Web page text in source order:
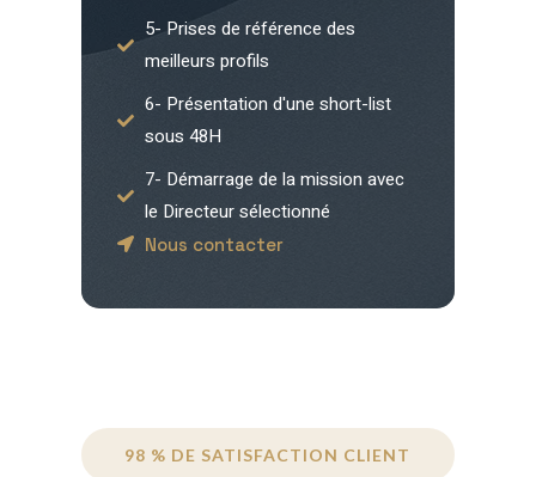
5- Prises de référence des
meilleurs profils
6- Présentation d'une short-list
sous 48H
7- Démarrage de la mission avec
le Directeur sélectionné
Nous contacter
98 % DE SATISFACTION CLIENT